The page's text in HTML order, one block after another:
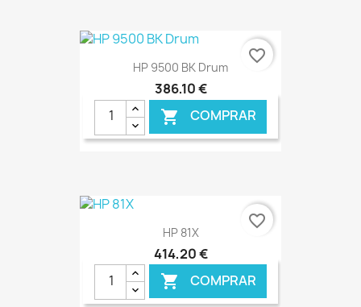
€ ONLINE
HP 9500 BK Drum
386,10 €
 COMPRAR
€ ONLINE
favorite_border
HP 81X
414,20 €
 COMPRAR
favorite_border